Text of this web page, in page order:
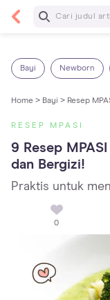
Bayi Newborn
Home > Bayi > Resep
RESEP MPASI
9 Resep
dan Bergizi!
Praktis untuk
0